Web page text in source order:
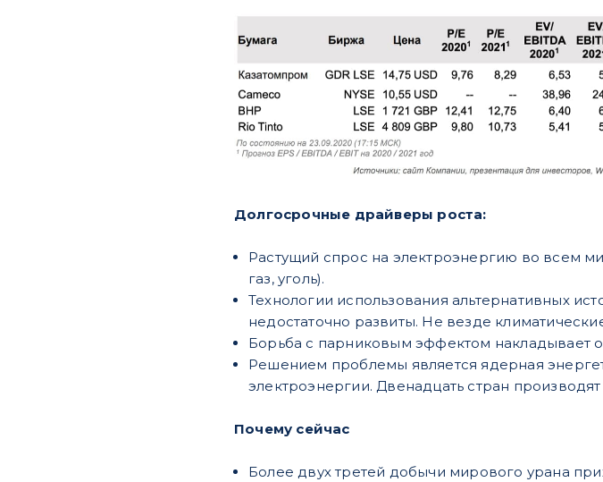
Долгосрочные драйверы роста:
Растущий спрос на электроэнергию во всем
газ, уголь).
Технологии использования альтернативных
недостаточно развиты. Не везде
Борьба с парниковым эффектом накладывает
Решением проблемы является ядерная
электроэнергии. Двенадцать стран
Почему сейчас
Более двух третей добычи мирового урана